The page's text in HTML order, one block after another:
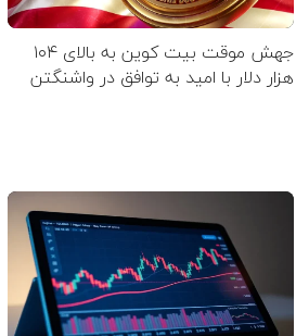
جهش موقت بیت‌ کوین به بالای ۱۰۴
هزار دلار با امید به توافق در واشنگتن